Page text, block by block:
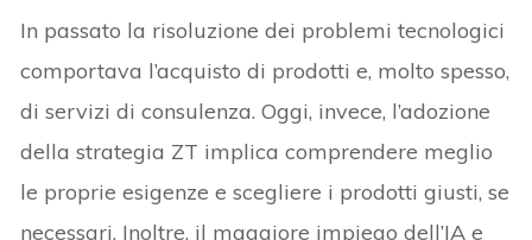
In passato la risoluzione dei problemi tecnologici
comportava l’acquisto di prodotti e, molto spesso,
di servizi di consulenza. Oggi, invece, l’adozione
della strategia ZT implica comprendere meglio
le proprie esigenze e scegliere i prodotti giusti, se
necessari. Inoltre, il maggiore impiego dell’IA e